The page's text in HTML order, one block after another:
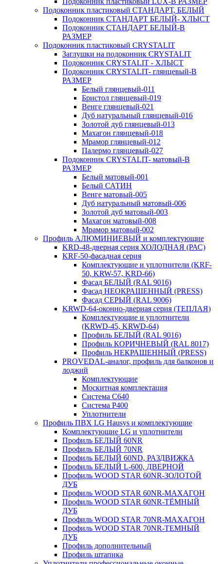
Подоконник пластиковый СТАНДАРТ, БЕЛЫЙ
Подоконник СТАНДАРТ БЕЛЫЙ- ХЛЫСТ
Подоконник СТАНДАРТ БЕЛЫЙ-В
РАЗМЕР
Подоконник пластиковый CRYSTALIT
Заглушки на подоконник CRYSTALIT
Подоконник CRYSTALIT - ХЛЫСТ
Подоконник CRYSTALIT- глянцевый-В
РАЗМЕР
Белый глянцевый-011
Бристол глянцевый-019
Венге глянцевый-021
Дуб натуральный глянцевый-016
Золотой дуб глянцевый-013
Махагон глянцевый-018
Мрамор глянцевый-012
Палермо глянцевый-027
Подоконник CRYSTALIT- матовый-В
РАЗМЕР
Белый матовый-001
Белый САТИН
Венге матовый-005
Дуб натуральный матовый-006
Золотой дуб матовый-003
Махагон матовый-008
Мрамор матовый-002
Профиль АЛЮМИНИЕВЫЙ и комплектующие
KRD-48-дверная серия ХОЛОДНАЯ (РАС)
KRF-50-фасадная серия
Комплектующие и уплотнители (KRF-
50, KRW-57, KRD-66)
Фасад БЕЛЫЙ (RAL 9016)
Фасад НЕОКРАШЕННЫЙ (PRESS)
Фасад СЕРЫЙ (RAL 9006)
KRWD-64-оконно-дверная серия (ТЕПЛАЯ)
Комплектующие и уплотнители
(KRWD-45, KRWD-64)
Профиль БЕЛЫЙ (RAL 9016)
Профиль КОРИЧНЕВЫЙ (RAL 8017)
Профиль НЕКРАШЕННЫЙ (PRESS)
PROVEDAL-аналог, профиль для балконов и
лоджий
Комплектующие
Москитная комплектация
Система C640
Система P400
Уплотнители
Профиль ПВХ LG Hausys и комплектующие
Комплектующие LG и уплотнители
Профиль БЕЛЫЙ 60NR
Профиль БЕЛЫЙ 70NR
Профиль БЕЛЫЙ 60ND, РАЗДВИЖКА
Профиль БЕЛЫЙ L-600, ДВЕРНОЙ
Профиль WOOD STAR 60NR-ЗОЛОТОЙ
ДУБ
Профиль WOOD STAR 60NR-МАХАГОН
Профиль WOOD STAR 60NR-ТЁМНЫЙ
ДУБ
Профиль WOOD STAR 70NR-МАХАГОН
Профиль WOOD STAR 70NR-ТЕМНЫЙ
ДУБ
Профиль дополнительный
Профиль штапика